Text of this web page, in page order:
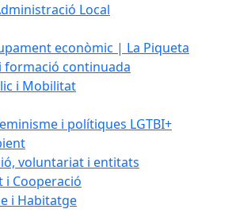
Local
econòmic | La Piqueta
formació continuada
i Mobilitat
i polítiques LGTBI+
voluntariat i entitats
i Cooperació
i Habitatge